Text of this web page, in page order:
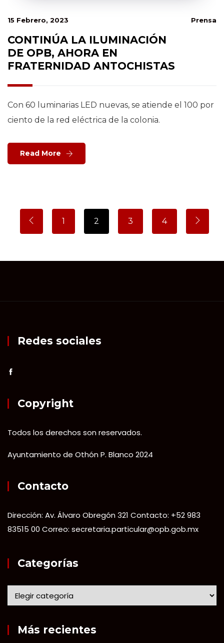
15 Febrero, 2023 Prensa
CONTINÚA LA ILUMINACIÓN
DE OPB, AHORA EN
FRATERNIDAD ANTOCHISTAS
Con 60 luminarias LED nuevas, se atiende el 100 por
ciento de la red eléctrica de la colonia.
Read More
1 2 3 4
Redes sociales
Copyright
Todos los derechos son reservados.
Ayuntamiento de Othón P. Blanco 2024
Contacto
Dirección: Av. Álvaro Obregón 321 Contacto: +52 983
83515 00 Correo: secretaria.particular@opb.gob.mx
Categorías
Más recientes